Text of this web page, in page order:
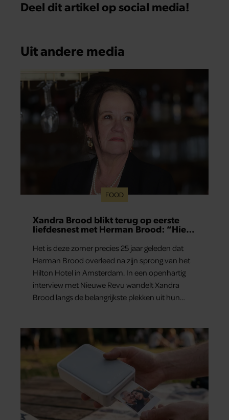
Deel dit artikel op social media!
Uit andere media
FOOD
Xandra Brood blikt terug op eerste
liefdesnest met Herman Brood: “Hier
Het is deze zomer precies 25 jaar geleden dat
Herman Brood overleed na zijn sprong van het
Hilton Hotel in Amsterdam. In een openhartig
interview met Nieuwe Revu wandelt Xandra
Brood langs de belangrijkste plekken uit hun
aan herinneringen op. Daar begon hun leven
samen en werd dochter Lola geboren.